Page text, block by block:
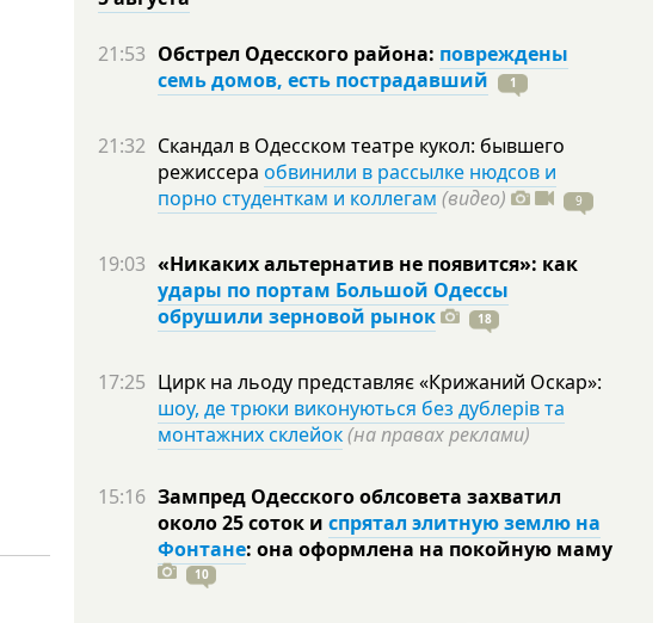
21:53 Обстрел Одесского района: повреждены
семь домов, есть пострадавший
1
21:32 Скандал в Одесском театре кукол: бывшего
режиссера обвинили в рассылке нюдсов и
порно студенткам и коллегам (видео) 9
19:03 «Никаких альтернатив не появится»: как
удары по портам Большой Одессы
обрушили зерновой рынок
18
17:25 Цирк на льоду представляє «Крижаний Оскар»:
шоу, де трюки виконуються без дублерів та
монтажних склейок(на правах реклами)
15:16 Зампред Одесского облсовета захватил
около 25 соток и спрятал элитную землю на
Фонтане: она оформлена на покойную маму
10